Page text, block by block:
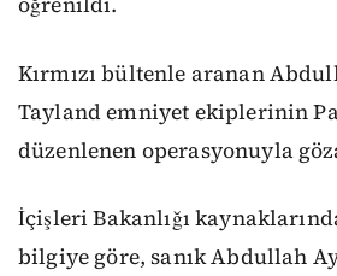
Kırmızı bültenle aranan
Tayland emniyet ekiplerinin
düzenlenen operasyonuyla
İçişleri Bakanlığı
bilgiye göre, sanık Abdullah